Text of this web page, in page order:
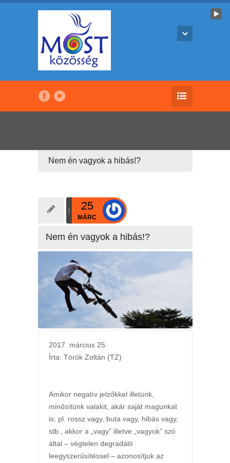
Nem én vagyok a hibás!?
25
MÁRC
Nem én vagyok a hibás!?
2017. március 25.
Írta: Török Zoltán (TZ)
Amikor negatív jelzőkkel illetünk,
minősítünk valakit, akár saját magunkat
is: pl. rossz vagy, buta vagy, hibás vagy,
stb., akkor a „vagy” illetve „vagyok” szó
által – végtelen degradáló
leegyszerűsítéssel – azonosítjuk az